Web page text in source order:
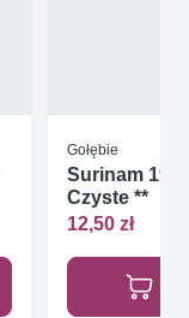
Gołębie
Surinam
Czyste **
12,50 zł